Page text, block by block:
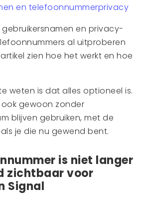
en telefoonnummerprivacy
gebruikersnamen en privacy-
al uitproberen
zien hoe het werkt en hoe
weten is dat alles optioneel is.
ook gewoon zonder
blijven gebruiken, met de
je die nu gewend bent.
is niet langer
zichtbaar voor
Signal